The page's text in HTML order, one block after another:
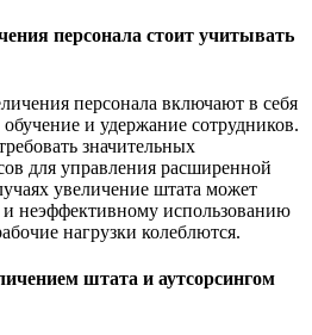
персонала стоит учитывать
персонала включают в себя
и удержание сотрудников.
значительных
для управления расширенной
увеличение штата может
неэффективному использованию
нагрузки колеблются.
штата и аутсорсингом